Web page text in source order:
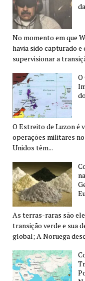
No momento em que
havia sido capturado e
supervisionar a
O
O Estreito de Luzon é
operações militares
Unidos têm...
As terras-raras são
transição verde e sua
global; A Noruega